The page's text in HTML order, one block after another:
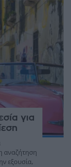
για
αναζήτηση
εξουσία,